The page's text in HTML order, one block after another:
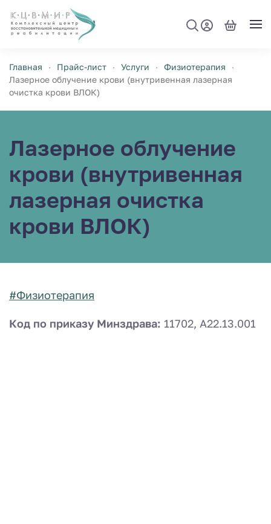
Перейти к содержимому
Главная Прайс-лист Услуги
Физиотерапия
Лазерное облучение крови (внутривенная лазерная
очистка крови ВЛОК)
Лазерное облучение
крови (внутривенная
лазерная очистка
крови ВЛОК)
#Физиотерапия
Код по приказу Минздрава: 11702, A22.13.001